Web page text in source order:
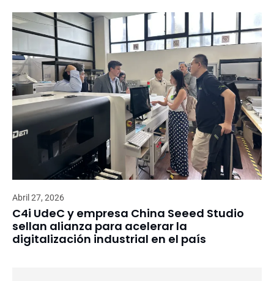
Abril 27, 2026
C4i UdeC y empresa China Seeed Studio
sellan alianza para acelerar la
digitalización industrial en el país